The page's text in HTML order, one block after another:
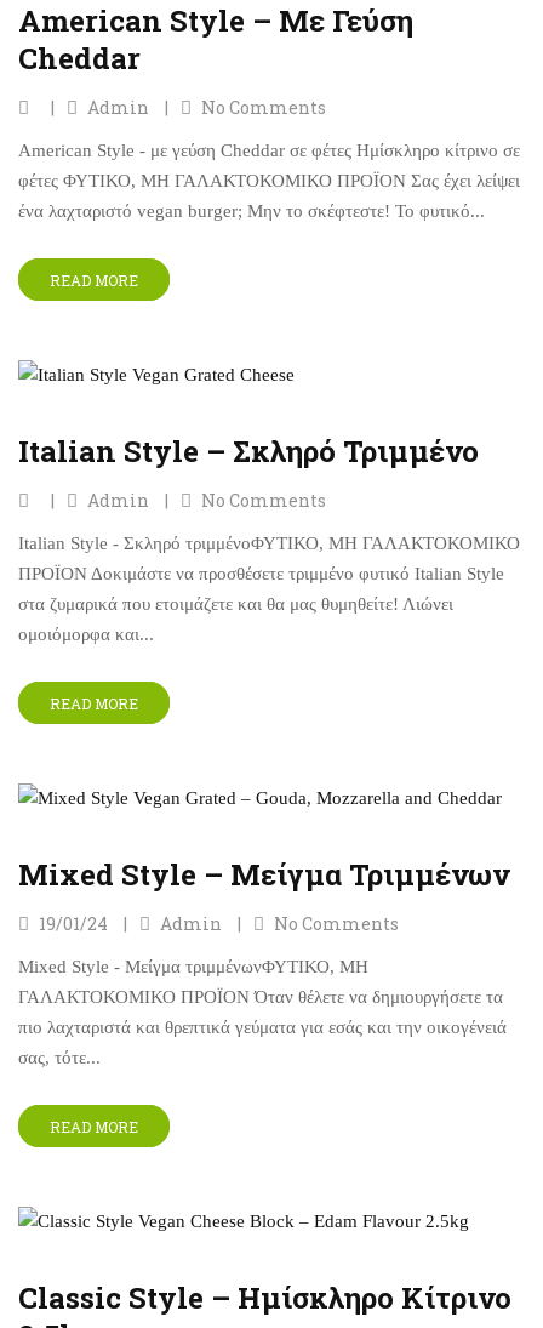
American Style – Με Γεύση
Cheddar
Admin No Comments
American Style - με γεύση Cheddar σε φέτες Ημίσκληρο κίτρινο σε
φέτες ΦΥΤΙΚΟ, ΜΗ ΓΑΛΑΚΤΟΚΟΜΙΚΟ ΠΡΟΪΟΝ Σας έχει λείψει
ένα λαχταριστό vegan burger; Μην το σκέφτεστε! Το φυτικό...
READ MORE
Italian Style – Σκληρό Τριμμένο
Admin No Comments
Italian Style - Σκληρό τριμμένοΦΥΤΙΚΟ, ΜΗ ΓΑΛΑΚΤΟΚΟΜΙΚΟ
ΠΡΟΪΟΝ Δοκιμάστε να προσθέσετε τριμμένο φυτικό Italian Style
στα ζυμαρικά που ετοιμάζετε και θα μας θυμηθείτε! Λιώνει
ομοιόμορφα και...
READ MORE
Mixed Style – Μείγμα Τριμμένων
19/01/24 Admin No Comments
Mixed Style - Μείγμα τριμμένωνΦΥΤΙΚΟ, ΜΗ
ΓΑΛΑΚΤΟΚΟΜΙΚΟ ΠΡΟΪΟΝ Όταν θέλετε να δημιουργήσετε τα
πιο λαχταριστά και θρεπτικά γεύματα για εσάς και την οικογένειά
σας, τότε...
READ MORE
Classic Style – Ημίσκληρο Κίτρινο